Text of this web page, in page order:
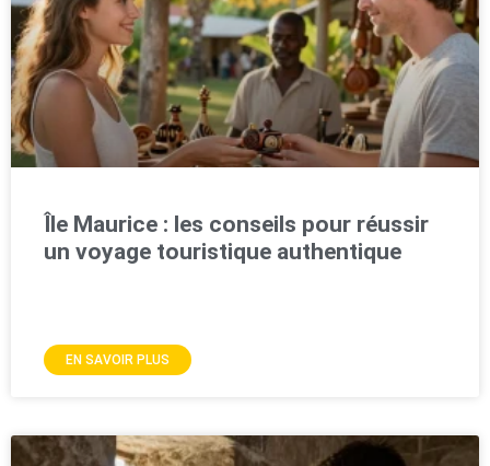
Île Maurice : les conseils pour réussir
un voyage touristique authentique
EN SAVOIR PLUS